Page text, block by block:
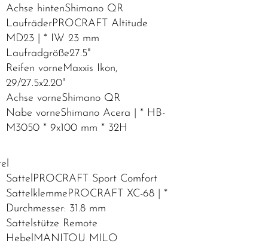
Achse hintenShimano QR
LaufräderPROCRAFT Altitude
MD23 | * IW 23 mm
Laufradgröße27.5"
Reifen vorneMaxxis Ikon,
29/27.5x2.20"
Achse vorneShimano QR
Nabe vorneShimano Acera | * HB-
M3050 * 9x100 mm * 32H
SattelPROCRAFT Sport Comfort
SattelklemmePROCRAFT XC-68 | *
Durchmesser: 31.8 mm
Sattelstütze Remote
HebelMANITOU MILO